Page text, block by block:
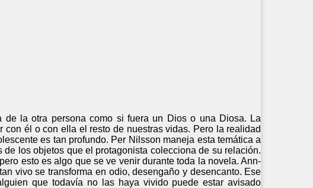
de la otra persona como si fuera un Dios o una Diosa. La
él o con ella el resto de nuestras vidas. Pero la realidad
es tan profundo. Per Nilsson maneja esta temática a
los objetos que el protagonista colecciona de su relación.
esto es algo que se ve venir durante toda la novela. Ann-
vivo se transforma en odio, desengaño y desencanto. Ese
que todavía no las haya vivido puede estar avisado